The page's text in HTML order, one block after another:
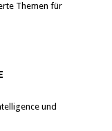
Themen für
und